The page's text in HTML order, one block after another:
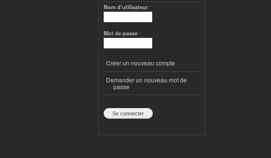
Nom d'utilisateur*
Mot de passe*
Créer un nouveau compte
Demander un nouveau mot de
passe